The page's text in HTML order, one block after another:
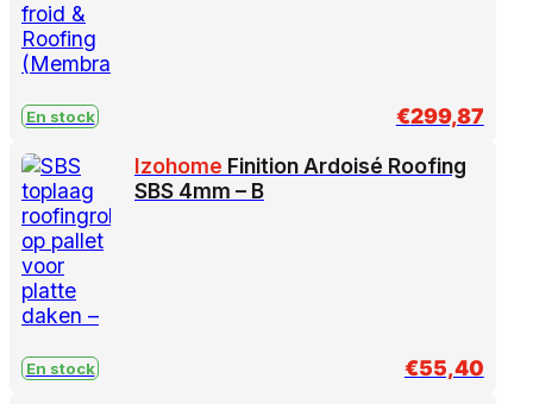
En stock €299,87
Izohome Finition Ardoisé Roofing
SBS 4mm – B
En stock €55,40